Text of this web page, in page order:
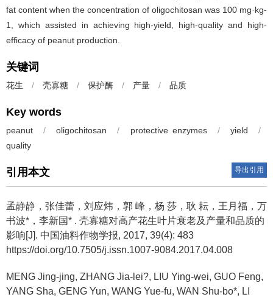
fat content when the concentration of oligochitosan was 100 mg·kg-
1, which assisted in achieving high-yield, high-quality and high-
efficacy of peanut production.
关键词
花生 / 壳寡糖 / 保护酶 / 产量 / 品质
Key words
peanut / oligochitosan / protective enzymes / yield
/
quality
引用本文 导出引用
孟静静，张佳蕾，刘应炜，郭 峰，杨 莎，耿 耘，王月福，万
书波*，李新国* . 壳寡糖对高产花生叶片衰老及产量和品质的
影响[J]. 中国油料作物学报, 2017, 39(4): 483
https://doi.org/10.7505/j.issn.1007-9084.2017.04.008
MENG Jing-jing, ZHANG Jia-lei?, LIU Ying-wei, GUO Feng,
YANG Sha, GENG Yun, WANG Yue-fu, WAN Shu-bo*, LI